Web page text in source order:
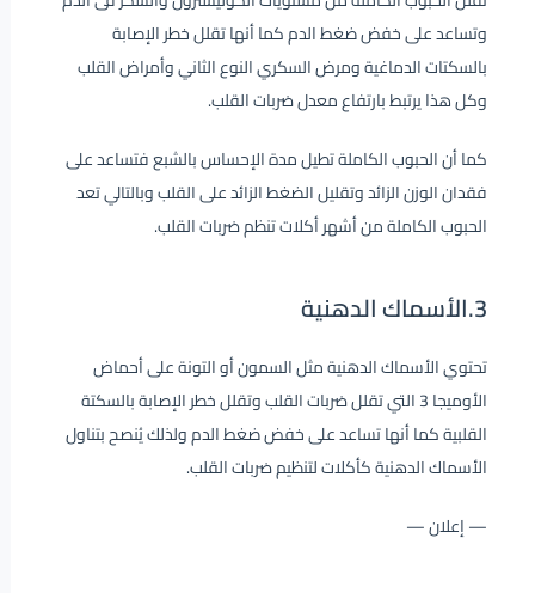
وتساعد على خفض ضغط الدم كما أنها تقلل خطر الإصابة
بالسكتات الدماغية ومرض السكري النوع الثاني وأمراض القلب
وكل هذا يرتبط بارتفاع معدل ضربات القلب.
كما أن الحبوب الكاملة تطيل مدة الإحساس بالشبع فتساعد على
فقدان الوزن الزائد وتقليل الضغط الزائد على القلب وبالتالي تعد
الحبوب الكاملة من أشهر أكلات تنظم ضربات القلب.
3.الأسماك الدهنية
تحتوي الأسماك الدهنية مثل السمون أو التونة على أحماض
الأوميجا 3 التي تقلل ضربات القلب وتقلل خطر الإصابة بالسكتة
القلبية كما أنها تساعد على خفض ضغط الدم ولذلك يُنصح بتناول
الأسماك الدهنية كأكلات لتنظيم ضربات القلب.
— إعلان —